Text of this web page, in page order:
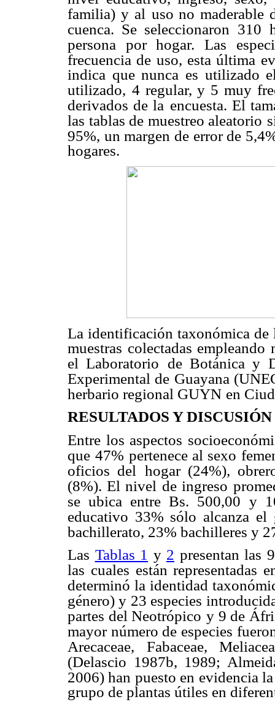
familia) y al uso no maderable
cuenca. Se seleccionaron 310
persona por hogar. Las
frecuencia de uso, esta última
indica que nunca es utilizado
utilizado, 4 regular, y 5 muy
derivados de la encuesta. El
las tablas de muestreo aleatorio
95%, un margen de error de
hogares.
La identificación taxonómica de
muestras colectadas
el Laboratorio de Botánica y
Experimental de Guayana
herbario regional GUYN en
RESULTADOS Y DISCUSIÓN
Entre los aspectos
que 47% pertenece al sexo
oficios del hogar (24%),
(8%). El nivel de ingreso
se ubica entre Bs. 500,00 y
educativo 33% sólo alcanza el
bachillerato, 23% bachilleres y
Las Tablas 1 y 2 presentan las
las cuales están representadas
determinó la identidad
género) y 23 especies
partes del Neotrópico y 9 de
mayor número de especies
Arecaceae, Fabaceae,
(Delascio 1987b, 1989;
2006) han puesto en evidencia
grupo de plantas útiles en